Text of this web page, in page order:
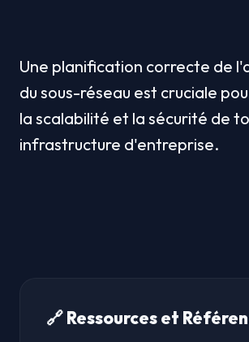
Une planification correcte de
du sous-réseau est cruciale
la scalabilité et la sécurité de
infrastructure d'entreprise.
🔗 Ressources et